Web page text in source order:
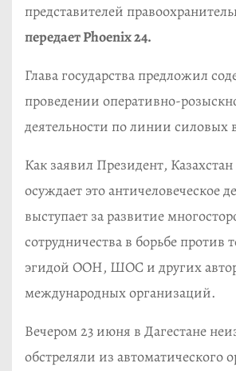
представителей
передает Phoenix 24.
Глава государства предложил
проведении оперативно-
деятельности по линии силовых
Как заявил Президент,
осуждает это античеловеческое
выступает за развитие
сотрудничества в борьбе против
эгидой ООН, ШОС и других
международных организаций.
Вечером 23 июня в Дагестане
обстреляли из автоматического